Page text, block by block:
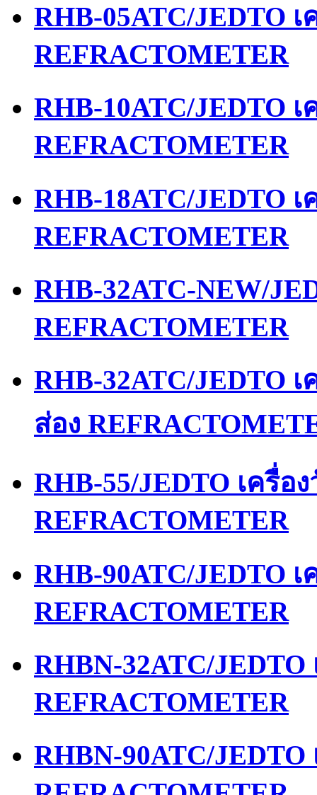
RHB-05ATC/JEDTO
REFRACTOMETER
RHB-10ATC/JEDTO
REFRACTOMETER
RHB-18ATC/JEDTO
REFRACTOMETER
RHB-32ATC-NEW/
REFRACTOMETER
RHB-32ATC/JEDTO
ส่อง
RHB-55/JEDTO เครื่อ
REFRACTOMETER
RHB-90ATC/JEDTO
REFRACTOMETER
RHBN-32ATC/
REFRACTOMETER
RHBN-90ATC/